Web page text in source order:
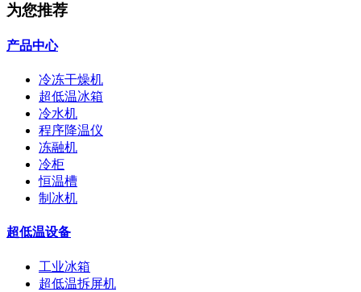
为您推荐
产品中心
冷冻干燥机
超低温冰箱
冷水机
程序降温仪
冻融机
冷柜
恒温槽
制冰机
超低温设备
工业冰箱
超低温拆屏机